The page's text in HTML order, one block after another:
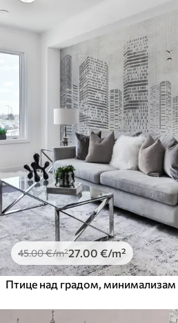
45.00€/m²27 .00 €/m²
Птице над градом, минимализам